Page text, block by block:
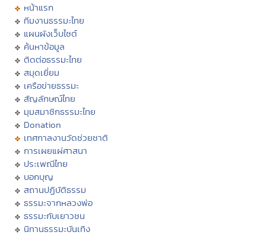
หน้าแรก
ทีมงานธรรมะไทย
แผนผังเว็บไซต์
ค้นหาข้อมูล
ติดต่อธรรมะไทย
สมุดเยี่ยม
เครือข่ายธรรมะ
สัญลักษณ์ไทย
มุมสมาชิกธรรมะไทย
Donation
เทศกาลงานวัดช่วยชาติ
การเผยแผ่ศาสนา
ประเพณีไทย
บอกบุญ
สถานปฏิบัติธรรม
ธรรมะจากหลวงพ่อ
ธรรมะกับเยาวชน
นิทานธรรมะบันเทิง